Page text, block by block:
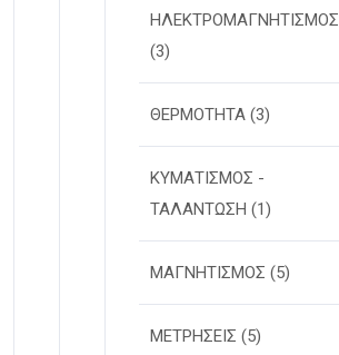
ΗΛΕΚΤΡΟΜΑΓΝΗΤΙΣΜΟΣ
(3)
ΘΕΡΜΟΤΗΤΑ (3)
ΚΥΜΑΤΙΣΜΟΣ -
ΤΑΛΑΝΤΩΣΗ (1)
ΜΑΓΝΗΤΙΣΜΟΣ (5)
ΜΕΤΡΗΣΕΙΣ (5)